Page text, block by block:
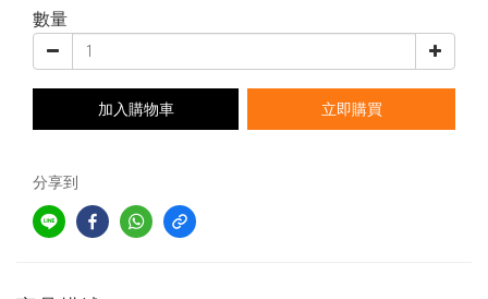
數量
加入購物車 立即購買
分享到